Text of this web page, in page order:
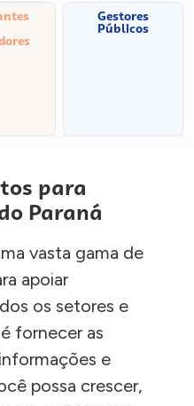
Gestores
Públicos
para
Paraná
vasta gama de
apoiar
os setores e
fornecer as
e
possa crescer,